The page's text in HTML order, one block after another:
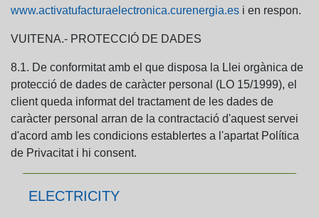
www.activatufacturaelectronica.curenergia.es i en respon.
VUITENA.- PROTECCIÓ DE DADES
8.1. De conformitat amb el que disposa la Llei orgànica de
protecció de dades de caràcter personal (LO 15/1999), el
client queda informat del tractament de les dades de
caràcter personal arran de la contractació d'aquest servei
d'acord amb les condicions establertes a l'apartat Política
de Privacitat i hi consent.
ELECTRICITY